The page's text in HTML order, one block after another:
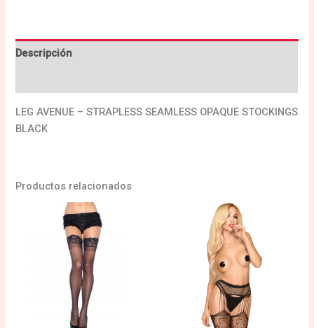
Descripción
LEG AVENUE – STRAPLESS SEAMLESS OPAQUE STOCKINGS
BLACK
Productos relacionados